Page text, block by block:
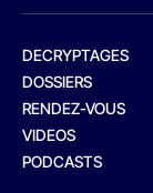
DECRYPTAGES
DOSSIERS
RENDEZ-VOUS
VIDEOS
PODCASTS